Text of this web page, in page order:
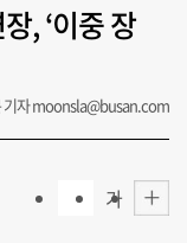
, ‘이중 장
기자 moonsla@busan.com
가